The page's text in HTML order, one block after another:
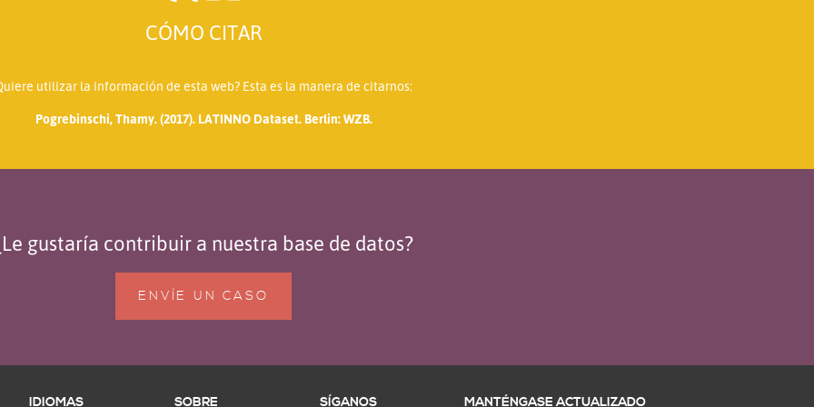
CÓMO CITAR
utilizar la información de esta web? Esta es la manera de citarnos:
Pogrebinschi, Thamy. (2017). LATINNO Dataset. Berlin: WZB.
gustaría contribuir a nuestra base de datos?
ENVÍE UN CASO
IDIOMAS SOBRE SÍGANOS MANTÉNGASE ACTUALIZADO